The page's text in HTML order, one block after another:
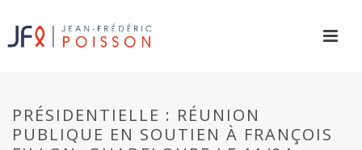
PRÉSIDENTIELLE : RÉUNION
PUBLIQUE EN SOUTIEN À FRANÇOIS